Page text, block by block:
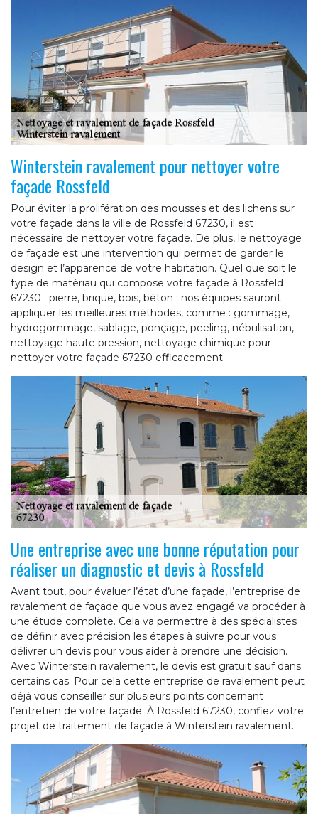
Winterstein ravalement pour nettoyer votre
façade Rossfeld
Pour éviter la prolifération des mousses et des lichens sur
votre façade dans la ville de Rossfeld 67230, il est
nécessaire de nettoyer votre façade. De plus, le nettoyage
de façade est une intervention qui permet de garder le
design et l’apparence de votre habitation. Quel que soit le
type de matériau qui compose votre façade à Rossfeld
67230 : pierre, brique, bois, béton ; nos équipes sauront
appliquer les meilleures méthodes, comme : gommage,
hydrogommage, sablage, ponçage, peeling, nébulisation,
nettoyage haute pression, nettoyage chimique pour
nettoyer votre façade 67230 efficacement.
Une entreprise avec une bonne réputation pour
réaliser un diagnostic et devis à Rossfeld
Avant tout, pour évaluer l’état d’une façade, l’entreprise de
ravalement de façade que vous avez engagé va procéder à
une étude complète. Cela va permettre à des spécialistes
de définir avec précision les étapes à suivre pour vous
délivrer un devis pour vous aider à prendre une décision.
Avec Winterstein ravalement, le devis est gratuit sauf dans
certains cas. Pour cela cette entreprise de ravalement peut
déjà vous conseiller sur plusieurs points concernant
l’entretien de votre façade. À Rossfeld 67230, confiez votre
projet de traitement de façade à Winterstein ravalement.